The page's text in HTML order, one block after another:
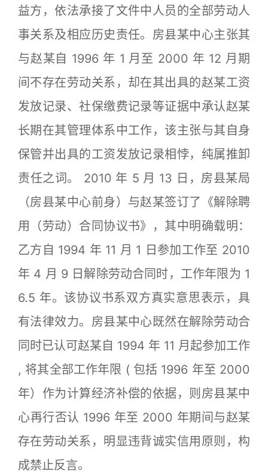
益方，依法承接了文件中人员的全部劳动人
事关系及相应历史责任。房县某中心主张其
与赵某自 1996 年 1 月至 2000 年 12 月期
间不存在劳动关系，却在其出具的赵某工资
发放记录、社保缴费记录等证据中承认赵某
长期在其管理体系中工作，该主张与其自身
保管并出具的工资发放记录相悖，纯属推卸
责任之词。 2010 年 5 月 13 日，房县某局
（房县某中心前身）与赵某签订了《解除聘
用（劳动）合同协议书》，其中明确载明：
乙方自 1994 年 11 月 1 日参加工作至 2010
年 4 月 9 日解除劳动合同时，工作年限为 1
6.5 年。该协议书系双方真实意思表示，具
有法律效力。房县某中心既然在解除劳动合
同时已认可赵某自 1994 年 11 月起参加工作
, 将其全部工作年限 ( 包括 1996 年至 2000
年）作为计算经济补偿的依据，则房县某中
心再行否认 1996 年至 2000 年期间与赵某
存在劳动关系，明显违背诚实信用原则，构
成禁止反言。